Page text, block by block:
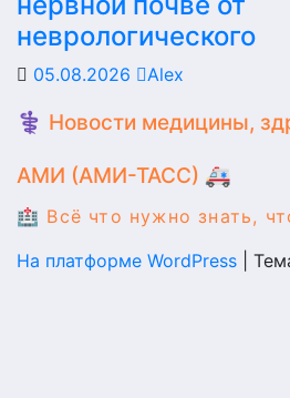
неврологического
05.08.2026 Alex
⚕️ Новости медицины,
АМИ (АМИ-ТАСС) 🚑
🏥 Всё что нужно знать,
На платформе WordPress